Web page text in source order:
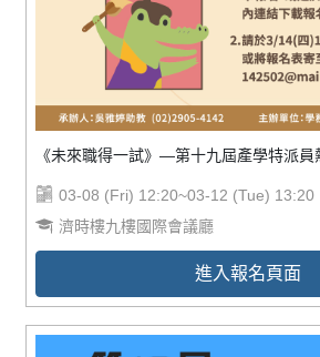
《未來職得一試》—第十九屆產學特派員
03-08 (Fri) 12:20~03-12 (Tue) 13:20
濟時樓九樓國際會議廳
進入報名頁面